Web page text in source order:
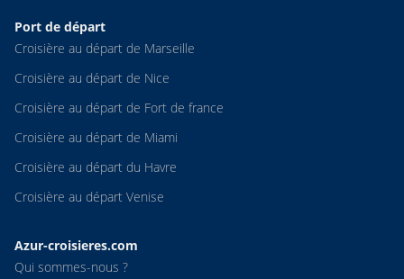
Port de départ
Croisière au départ de Marseille
Croisière au départ de Nice
Croisière au départ de Fort de france
Croisière au départ de Miami
Croisière au départ du Havre
Croisière au départ Venise
Azur-croisieres.com
Qui sommes-nous ?